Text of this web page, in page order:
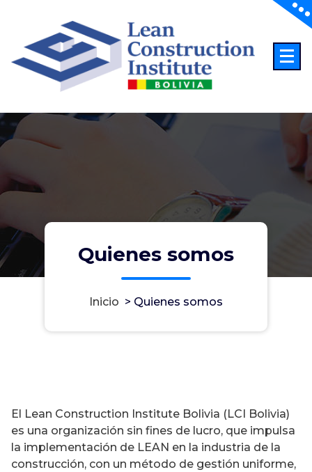
contenido
Quienes somos
Inicio > Quienes somos
El Lean Construction Institute Bolivia (LCI Bolivia)
es una organización sin fines de lucro, que impulsa
la implementación de LEAN en la industria de la
construcción, con un método de gestión uniforme,